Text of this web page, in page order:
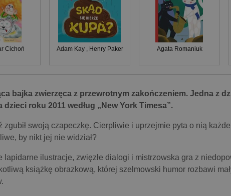
Cichoń Adam Kay, Henry Paker Agata Romaniuk
bajka zwierzęca z przewrotnym zakończeniem. Jedna z
dzieci roku 2011 według „New York Timesa”.
zgubił swoją czapeczkę. Cierpliwie i uprzejmie pyta o nią
by nikt jej nie widział?
lapidarne ilustracje, zwięzłe dialogi i mistrzowska gra z
książkę obrazkową, której szelmowski humor rozbawi